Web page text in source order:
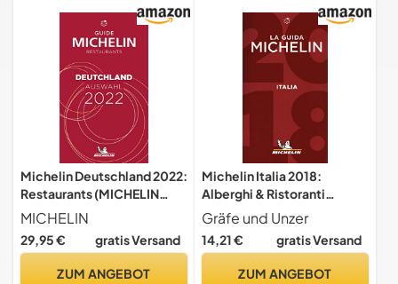
traditioneller Küche.
Michelin Deutschland 2022:
Restaurants (MICHELIN
Hotelführer Deutschland)
MICHELIN
29,95 € gratis Versand
ZUM ANGEBOT
Michelin Italia 2018:
Alberghi & Ristoranti
(MICHELIN Hotelführer)
Gräfe und Unzer
14,21 € gratis Versand
ZUM ANGEBOT